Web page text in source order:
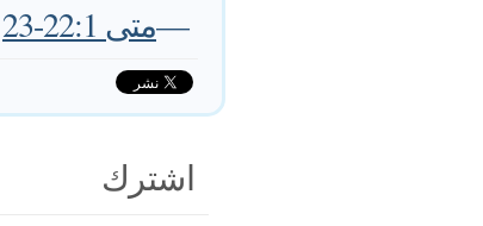
—متى 22:1-23
اشترك